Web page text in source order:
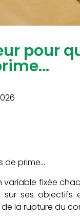
pour
de prime…
fixée
ses objectifs
de la rupture du